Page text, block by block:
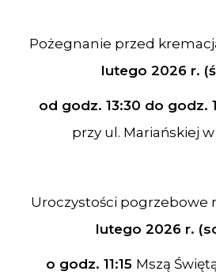
Pożegnanie przed
lutego 2026 r.
od godz. 13:30 do godz.
przy ul. Mariańskiej
Uroczystości pogrzebowe
lutego 2026 r.
o godz. 11:15 Mszą